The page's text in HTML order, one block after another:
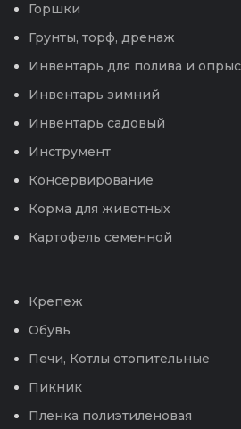
Горшки
Грунты, торф, дренаж
Инвентарь для полива и
Инвентарь зимний
Инвентарь садовый
Инструмент
Консервирование
Корма для животных
Картофель семенной
Крепеж
Обувь
Печи, Котлы отопительные
Пикник
Пленка полиэтиленовая